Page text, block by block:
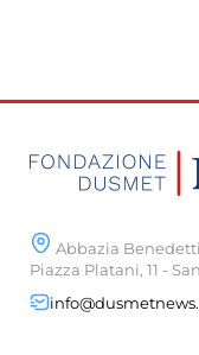
Abbazia
Piazza Platani, 11 -